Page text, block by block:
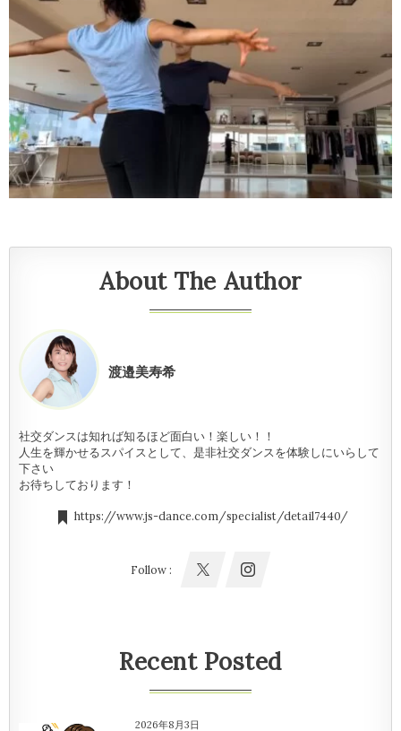
About The Author
渡邉美寿希
社交ダンスは知れば知るほど面白い！楽しい！！
人生を輝かせるスパイスとして、是非社交ダンスを体験しにいらして
下さい
お待ちしております！
https://www.js-dance.com/specialist/detail7440/
Follow :
Recent Posted
2026年8月3日